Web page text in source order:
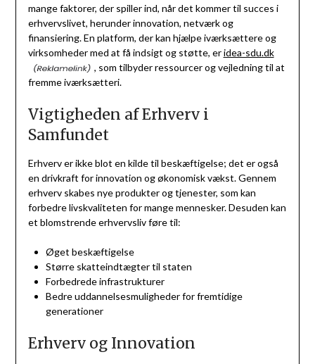
mange faktorer, der spiller ind, når det kommer til succes i
erhvervslivet, herunder innovation, netværk og
finansiering. En platform, der kan hjælpe iværksættere og
virksomheder med at få indsigt og støtte, eridea-sdu.dk
, som tilbyder ressourcer og vejledning til at
fremme iværksætteri.
Vigtigheden af Erhverv i
Samfundet
Erhverv er ikke blot en kilde til beskæftigelse; det er også
en drivkraft for innovation og økonomisk vækst. Gennem
erhverv skabes nye produkter og tjenester, som kan
forbedre livskvaliteten for mange mennesker. Desuden kan
et blomstrende erhvervsliv føre til:
Øget beskæftigelse
Større skatteindtægter til staten
Forbedrede infrastrukturer
Bedre uddannelsesmuligheder for fremtidige
generationer
Erhverv og Innovation